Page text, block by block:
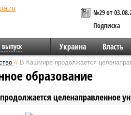
№29 от
Подписка
Украина Власть
// В Кашмире продолжается
целенаправленное
образование